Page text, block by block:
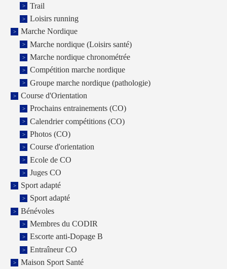
Trail
Loisirs running
Marche Nordique
Marche nordique (Loisirs santé)
Marche nordique chronométrée
Compétition marche nordique
Groupe marche nordique (pathologie)
Course d'Orientation
Prochains entrainements (CO)
Calendrier compétitions (CO)
Photos (CO)
Course d'orientation
Ecole de CO
Juges CO
Sport adapté
Sport adapté
Bénévoles
Membres du CODIR
Escorte anti-Dopage B
Entraîneur CO
Maison Sport Santé